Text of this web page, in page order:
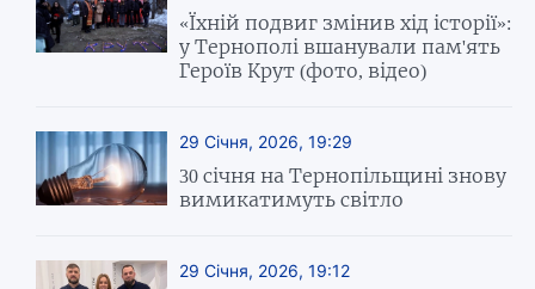
«Їхній подвиг змінив хід історії»:
у Тернополі вшанували пам'ять
Героїв Крут (фото, відео)
29 Січня, 2026, 19:29
30 січня на Тернопільщині знову
вимикатимуть світло
29 Січня, 2026, 19:12